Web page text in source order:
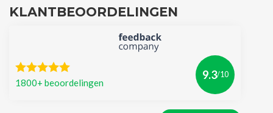
KLANTBEOORDELINGEN
1800+ beoordelingen
9.3/10